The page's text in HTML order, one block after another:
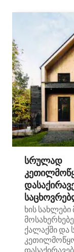
სრულად
ხის სახლები
ქალაქში და